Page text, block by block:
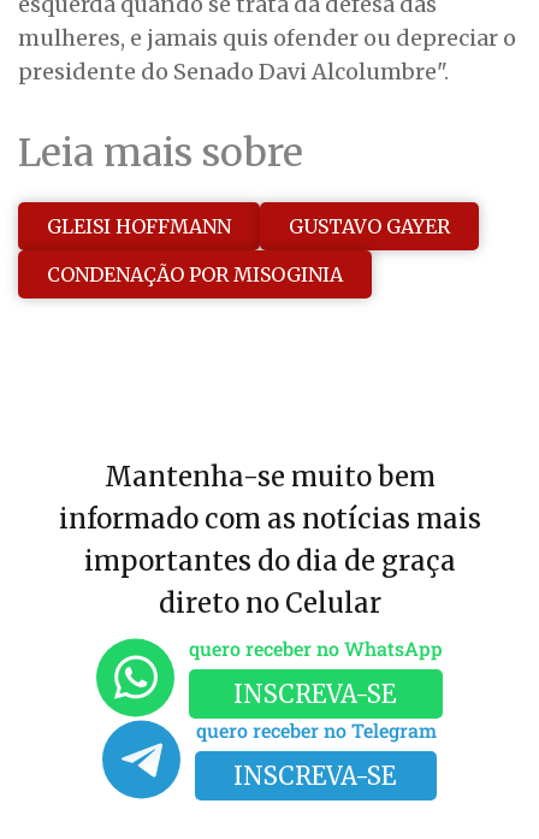
mulheres, e jamais quis ofender ou depreciar o
presidente do Senado Davi Alcolumbre".
Leia mais sobre
GLEISI HOFFMANN
GUSTAVO GAYER
CONDENAÇÃO POR MISOGINIA
Mantenha-se muito bem
informado com as notícias mais
importantes do dia de graça
direto no Celular
quero receber no WhatsApp
INSCREVA-SE
quero receber no Telegram
INSCREVA-SE